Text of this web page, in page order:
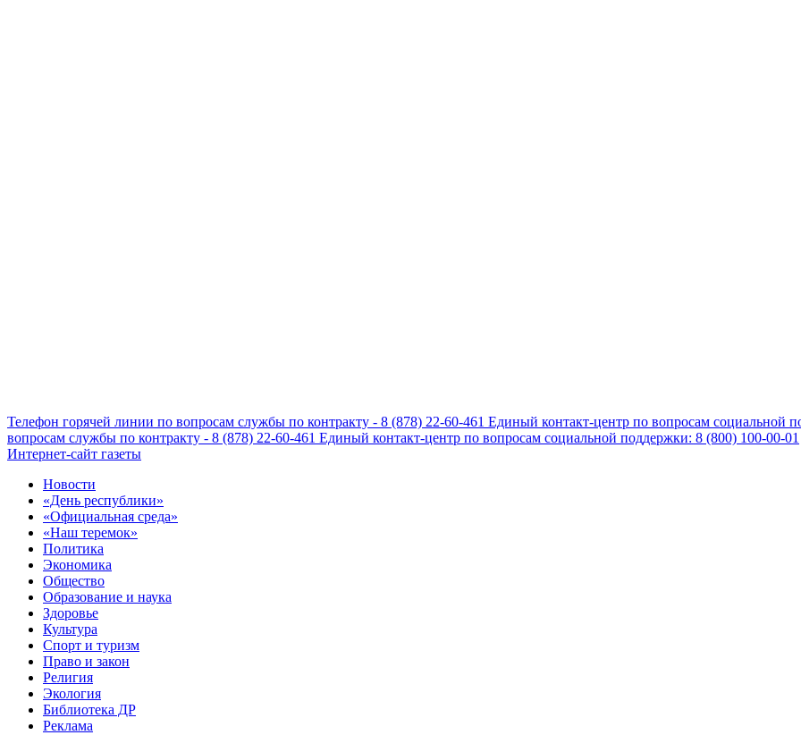
Телефон горячей линии по вопросам службы по контракту - 8 (878) 22-60-461 Единый контакт-центр по вопросам социальной
вопросам службы по контракту - 8 (878) 22-60-461 Единый контакт-центр по вопросам социальной поддержки: 8 (800) 100-00-01
Интернет-сайт газеты
Новости
«День республики»
«Официальная среда»
«Наш теремок»
Политика
Экономика
Общество
Образование и наука
Здоровье
Культура
Спорт и туризм
Право и закон
Религия
Экология
Библиотека ДР
Реклама